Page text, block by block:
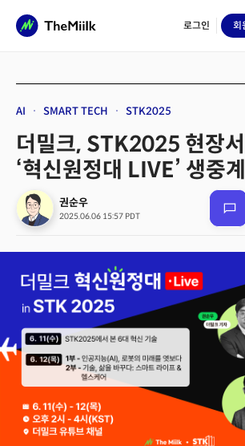
로그인 회
AI SMART TECH STK2025
더밀크, STK2025 현장서
‘혁신원정대 LIVE’ 생중계
권순우
2025.06.06 15:57 PDT